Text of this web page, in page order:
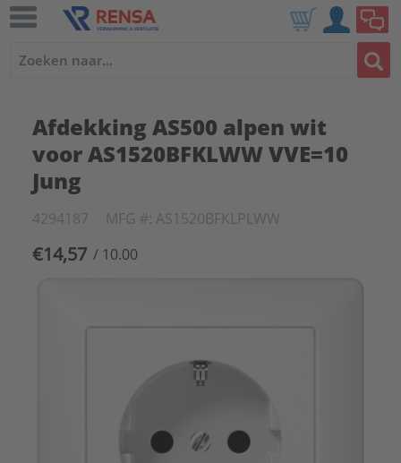
Afdekking AS500 alpen wit
voor AS1520BFKLWW VVE=10
Jung
4294187 MFG #: AS1520BFKLPLWW
€14,57 / 10.00